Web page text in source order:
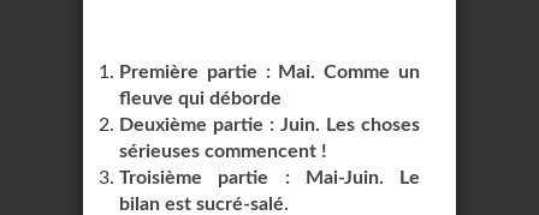
Première partie : Mai. Comme un
fleuve qui déborde
Deuxième partie : Juin. Les choses
sérieuses commencent !
Troisième partie : Mai-Juin. Le
bilan est sucré-salé.